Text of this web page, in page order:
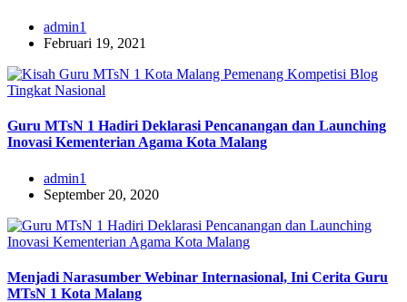
admin1
Februari 19, 2021
Guru MTsN 1 Hadiri Deklarasi Pencanangan dan Launching
Inovasi Kementerian Agama Kota Malang
admin1
September 20, 2020
Menjadi Narasumber Webinar Internasional, Ini Cerita Guru
MTsN 1 Kota Malang